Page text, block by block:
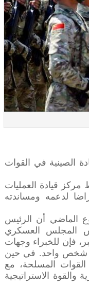
الصينية في القوات
قيادة العمليات
لدعمه ومساندته
الماضي أن الرئيس
المجلس العسكري
فإن للخبراء وجهات
شخص واحد. في حين
المسلحة، مع
والقوة الاستراتيجية